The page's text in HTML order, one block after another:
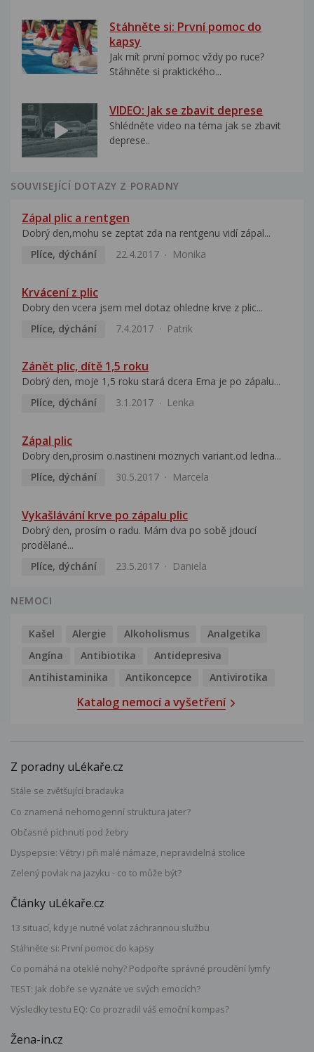
Stáhněte si: První pomoc do
kapsy
Jak mít první pomoc vždy po ruce?
Stáhněte si praktického...
VIDEO: Jak se zbavit deprese
Shlédněte video na téma jak se zbavit
deprese..
SOUVISEJÍCÍ DOTAZY Z PORADNY
Zápal plic a rentgen
Dobrý den,mohu se zeptat zda na rentgenu vidí zápal...
Plíce, dýchání
22.4.2017 Monika
Krvácení z plic
Dobry den vcera jsem mel dotaz ohledne krve z plic...
Plíce, dýchání
7.4.2017 Patrik
Zánět plic, dítě 1,5 roku
Dobrý den, moje 1,5 roku stará dcera Ema je po zápalu...
Plíce, dýchání
3.1.2017 Lenka
Zápal plic
Dobry den,prosim o.nastineni moznych variant.od ledna...
Plíce, dýchání
30.5.2017 Marcela
Vykašlávání krve po zápalu plic
Dobrý den, prosím o radu. Mám dva po sobě jdoucí
prodělané...
Plíce, dýchání
23.5.2017 Daniela
NEMOCI
Kašel Alergie Alkoholismus
Analgetika
Angína
Antibiotika
Antidepresiva
Antihistaminika
Antikoncepce Antivirotika
Katalog nemocí a vyšetření
Z poradny uLékaře.cz
Stále se zvětšující bradavka
Co znamená nehomogenní struktura jater?
Občasné píchnutí pod žebry
Dyspepsie: Větry i při malé námaze, nepravidelná stolice
Zelený povlak na jazyku - co to může být?
Články uLékaře.cz
13 situací, kdy je nutné volat záchrannou službu
Stáhněte si: První pomoc do kapsy
Co pomáhá na oteklé nohy? Podpořte správné proudění lymfy
TEST: Jak dobře se vyznáte ve svých emocích?
Výsledky testu EQ: Co prozradil váš emoční kompas?
Žena-in.cz